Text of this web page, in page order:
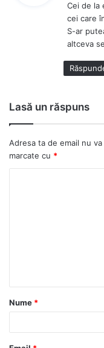
Cei de la
cei care
S-ar
altceva
Lasă un răspuns
Adresa ta de email nu
marcate cu *
a
r
Nume *